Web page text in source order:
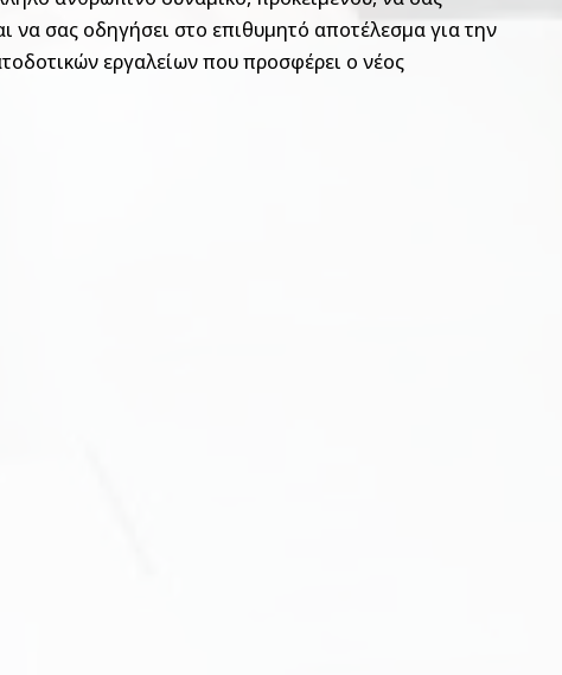
να σας οδηγήσει στο επιθυμητό αποτέλεσμα για την
εργαλείων που προσφέρει ο νέος